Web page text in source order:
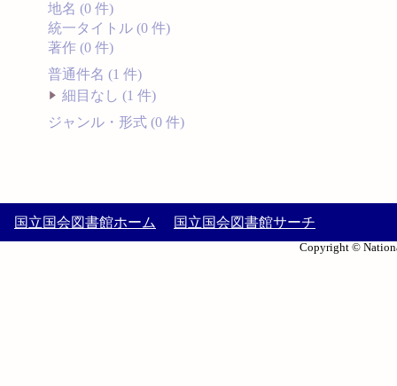
地名 (0 件)
統一タイトル (0 件)
著作 (0 件)
普通件名 (1 件)
細目なし (1 件)
ジャンル・形式 (0 件)
国立国会図書館ホーム 国立国会図書館サーチ
Copyright ©